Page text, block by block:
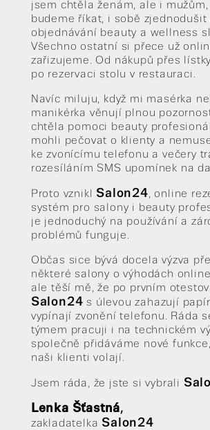
jsem chtěla ženám, ale i mužům,
budeme říkat, i sobě
objednávání beauty a wellness
Všechno ostatní si přece už
zařizujeme. Od nákupů přes
po rezervaci stolu v restauraci.
Navíc miluju, když mi masérka
manikérka věnují plnou
chtěla pomoci beauty
mohli pečovat o klienty a
ke zvonícímu telefonu a večery
rozesíláním SMS upomínek na
Proto vznikl Salon24 , online
systém pro salony i beauty
je jednoduchý na používání a
problémů funguje.
Občas sice bývá docela výzva
některé salony o výhodách
ale těší mě, že po prvním
Salon24 s úlevou zahazují
vypínají zvonění telefonu. Ráda
týmem pracuji i na technickém
společně přidáváme nové
naši klienti volají.
Jsem ráda, že jste si vybrali
Lenka Šťastná,
zakladatelka Salon24